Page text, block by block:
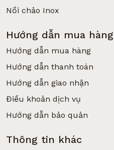
Nồi chảo Inox
Hướng dẫn mua hàng
Hướng dẫn mua hàng
Hướng dẫn thanh toán
Hướng dẫn giao nhận
Điều khoản dịch vụ
Hướng dẫn bảo quản
Thông tin khác